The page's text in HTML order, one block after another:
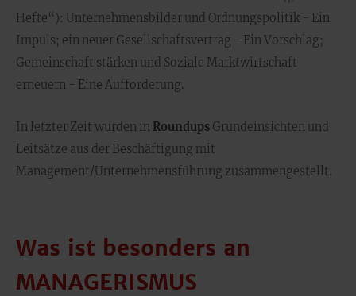
Hefte“): Unternehmensbilder und Ordnungspolitik - Ein
Impuls; ein neuer Gesellschaftsvertrag - Ein Vorschlag;
Gemeinschaft stärken und Soziale Marktwirtschaft
erneuern - Eine Aufforderung.
In letzter Zeit wurden in Roundups Grundeinsichten und
Leitsätze aus der Beschäftigung mit
Management/Unternehmensführung zusammengestellt.
Was ist besonders an
MANAGERISMUS